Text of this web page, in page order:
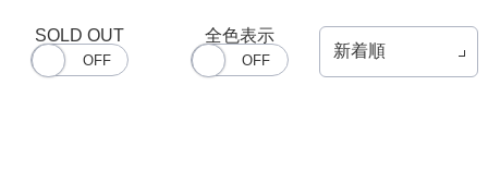
SOLD OUT 全色表示